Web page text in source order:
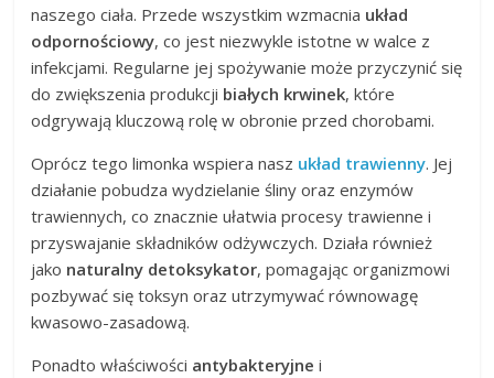
naszego ciała. Przede wszystkim wzmacnia układ
odpornościowy, co jest niezwykle istotne w walce z
infekcjami. Regularne jej spożywanie może przyczynić się
do zwiększenia produkcji białych krwinek, które
odgrywają kluczową rolę w obronie przed chorobami.
Oprócz tego limonka wspiera nasz układ trawienny. Jej
działanie pobudza wydzielanie śliny oraz enzymów
trawiennych, co znacznie ułatwia procesy trawienne i
przyswajanie składników odżywczych. Działa również
jako naturalny detoksykator, pomagając organizmowi
pozbywać się toksyn oraz utrzymywać równowagę
kwasowo-zasadową.
Ponadto właściwości antybakteryjne i